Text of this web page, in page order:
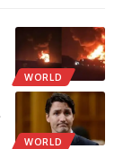
WORLD
WORLD